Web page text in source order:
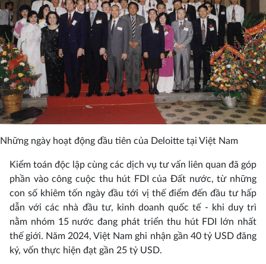
Những ngày hoạt động đầu tiên của Deloitte tại Việt Nam
Kiểm toán độc lập cùng các dịch vụ tư vấn liên quan đã góp
phần vào công cuộc thu hút FDI của Đất nước, từ những
con số khiêm tốn ngày đầu tới vị thế điểm đến đầu tư hấp
dẫn với các nhà đầu tư, kinh doanh quốc tế - khi duy trì
nằm nhóm 15 nước đang phát triển thu hút FDI lớn nhất
thế giới. Năm 2024, Việt Nam ghi nhận gần 40 tỷ USD đăng
ký, vốn thực hiện đạt gần 25 tỷ USD.